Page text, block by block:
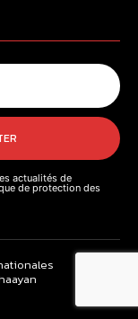
actualités de
de protection des